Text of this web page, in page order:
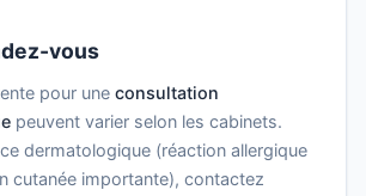
vous
pour une consultation
peuvent varier selon les cabinets.
dermatologique (réaction allergique
cutanée importante), contactez